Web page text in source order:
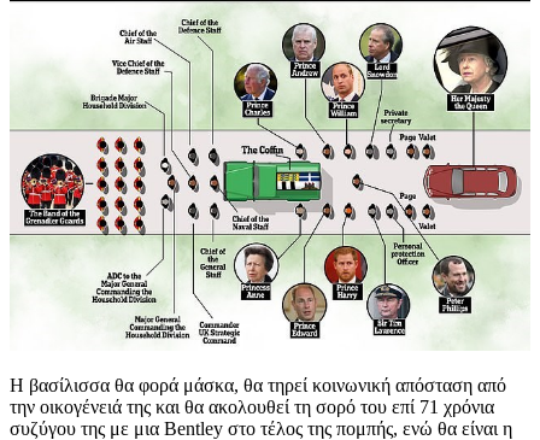
Η βασίλισσα θα φoρά μάσκα, θα τηρεί κοινωνική απόσταση από
την οικογένειά της και θα ακολουθεί τη σορό του επί 71 χρόνια
συζύγου της με μια Bentley στο τέλος της πομπής, ενώ θα είναι η